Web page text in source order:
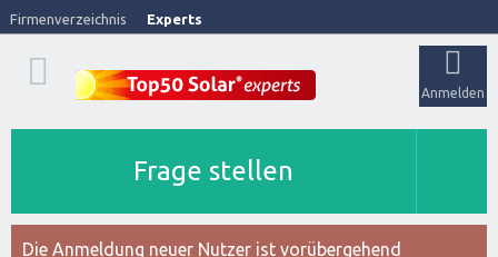
Firmenverzeichnis Experts
Anmelden
Frage stellen
Die Anmeldung neuer Nutzer ist vorübergehend